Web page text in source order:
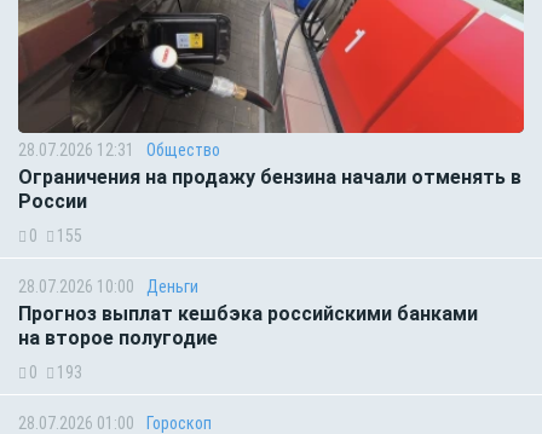
28.07.2026 12:31 Общество
Ограничения на продажу бензина начали отменять в
России
0 155
28.07.2026 10:00 Деньги
Прогноз выплат кешбэка российскими банками
на второе полугодие
0 193
28.07.2026 01:00 Гороскоп